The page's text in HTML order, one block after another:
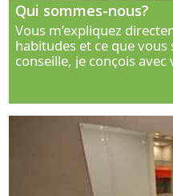
Qui sommes-nous?
Vous m’expliquez
habitudes et ce que vous
conseille, je conçois
interlocuteur principal.